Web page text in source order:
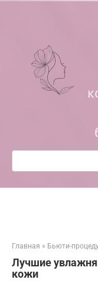
Поиск:
Главная » Бьюти-
Лучшие
кожи